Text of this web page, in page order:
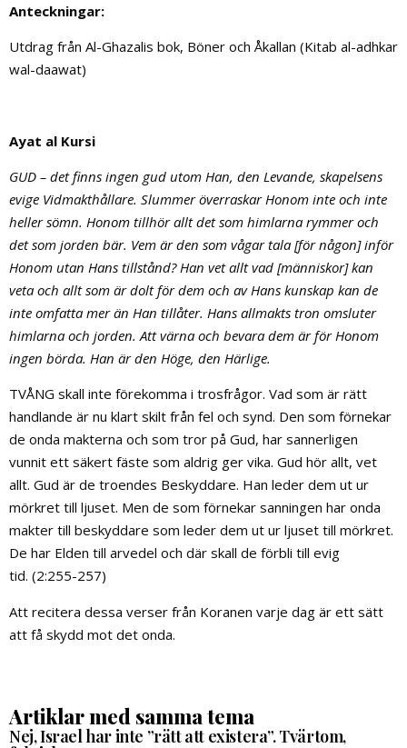
Anteckningar:
Utdrag från Al-Ghazalis bok, Böner och Åkallan (Kitab al-adhkar
wal-daawat)
Ayat al Kursi
GUD – det finns ingen gud utom Han, den Levande, skapelsens
evige Vidmakthållare. Slummer överraskar Honom inte och inte
heller sömn. Honom tillhör allt det som himlarna rymmer och
det som jorden bär. Vem är den som vågar tala [för någon] inför
Honom utan Hans tillstånd? Han vet allt vad [människor] kan
veta och allt som är dolt för dem och av Hans kunskap kan de
inte omfatta mer än Han tillåter. Hans allmakts tron omsluter
himlarna och jorden. Att värna och bevara dem är för Honom
ingen börda. Han är den Höge, den Härlige.
TVÅNG skall inte förekomma i trosfrågor. Vad som är rätt
handlande är nu klart skilt från fel och synd. Den som förnekar
de onda makterna och som tror på Gud, har sannerligen
vunnit ett säkert fäste som aldrig ger vika. Gud hör allt, vet
allt. Gud är de troendes Beskyddare. Han leder dem ut ur
mörkret till ljuset. Men de som förnekar sanningen har onda
makter till beskyddare som leder dem ut ur ljuset till mörkret.
De har Elden till arvedel och där skall de förbli till evig
tid. (2:255-257)
Att recitera dessa verser från Koranen varje dag är ett sätt
att få skydd mot det onda.
Artiklar med samma tema
Nej, Israel har inte ”rätt att existera”. Tvärtom,